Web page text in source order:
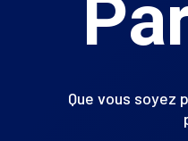
Que vous soyez